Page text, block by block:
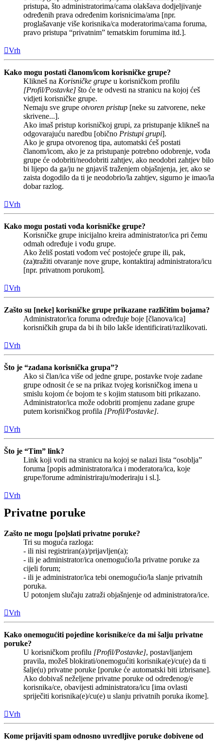
pristupa, što administratorima/cama olakšava dodjeljivanje
određenih prava određenim korisnicima/ama [npr.
proglašavanje više korisnika/ca moderatorima/cama foruma,
pravo pristupa “privatnim” tematskim forumima itd.].
Vrh
Kako mogu postati članom/icom korisničke grupe?
Klikneš na Korisničke grupe u korisničkom profilu
[Profil/Postavke] što će te odvesti na stranicu na kojoj ćeš
vidjeti korisničke grupe.
Nemaju sve grupe otvoren pristup [neke su zatvorene, neke
skrivene...].
Ako imaš pristup korisničkoj grupi, za pristupanje klikneš na
odgovarajuću naredbu [obično Pristupi grupi].
Ako je grupa otvorenog tipa, automatski ćeš postati
članom/icom, ako je za pristupanje potrebno odobrenje, vođa
grupe će odobriti/neodobriti zahtjev, ako neodobri zahtjev bilo
bi lijepo da ga/ju ne gnjaviš traženjem objašnjenja, jer, ako se
zaista dogodilo da ti je neodobrio/la zahtjev, sigurno je imao/la
dobar razlog.
Vrh
Kako mogu postati vođa korisničke grupe?
Korisničke grupe inicijalno kreira administrator/ica pri čemu
odmah određuje i vođu grupe.
Ako želiš postati vođom već postojeće grupe ili, pak,
(za)tražiti otvaranje nove grupe, kontaktiraj administratora/icu
[npr. privatnom porukom].
Vrh
Zašto su [neke] korisničke grupe prikazane različitim bojama?
Administrator/ica foruma određuje boje [članova/ica]
korisničkih grupa da bi ih bilo lakše identificirati/razlikovati.
Vrh
Što je “zadana korisnička grupa”?
Ako si član/ica više od jedne grupe, postavke tvoje zadane
grupe odnosit će se na prikaz tvojeg korisničkog imena u
smislu kojom će bojom te s kojim statusom biti prikazano.
Administrator/ica može odobriti promjenu zadane grupe
putem korisničkog profila [Profil/Postavke].
Vrh
Što je “Tim” link?
Link koji vodi na stranicu na kojoj se nalazi lista “osoblja”
foruma [popis administratora/ica i moderatora/ica, koje
grupe/forume administriraju/moderiraju i sl.].
Vrh
Privatne poruke
Zašto ne mogu [po]slati privatne poruke?
Tri su moguća razloga:
- ili nisi registriran(a)/prijavljen(a);
- ili je administrator/ica onemogućio/la privatne poruke za
cijeli forum;
- ili je administrator/ica tebi onemogućio/la slanje privatnih
poruka.
U potonjem slučaju zatraži objašnjenje od administratora/ice.
Vrh
Kako onemogućiti pojedine korisnike/ce da mi šalju privatne
poruke?
U korisničkom profilu [Profil/Postavke], postavljanjem
pravila, možeš blokirati/onemogućiti korisnika(e)/cu(e) da ti
šalje(u) privatne poruke [poruke će automatski biti izbrisane].
Ako dobivaš neželjene privatne poruke od određenog/e
korisnika/ce, obavijesti administratora/icu [ima ovlasti
spriječiti korisnika(e)/cu(e) u slanju privatnih poruka ikome].
Vrh
Kome prijaviti spam odnosno uvredljive poruke dobivene od